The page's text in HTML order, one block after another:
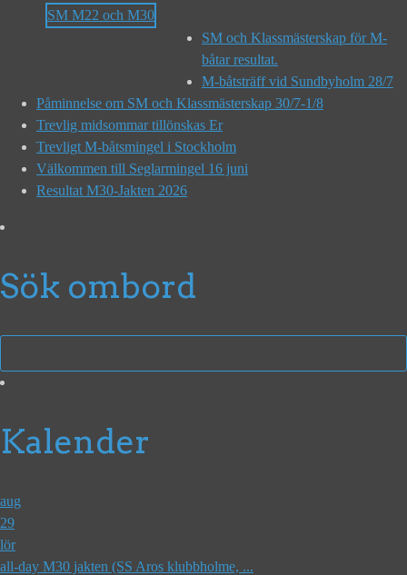
SM M22 och M30
SM och Klassmästerskap för M-
båtar resultat.
M-båtsträff vid Sundbyholm 28/7
Påminnelse om SM och Klassmästerskap 30/7-1/8
Trevlig midsommar tillönskas Er
Trevligt M-båtsmingel i Stockholm
Välkommen till Seglarmingel 16 juni
Resultat M30-Jakten 2026
Sök ombord
Kalender
aug
29
lör
all-day M30 jakten (SS Aros klubbholme, ...